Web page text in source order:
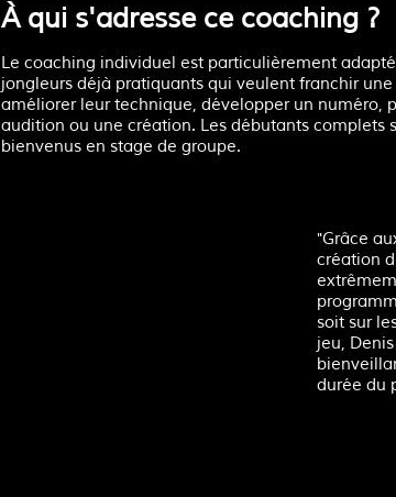
À qui s'adresse ce coaching ?
Le coaching individuel est particulièrement
jongleurs déjà pratiquants qui veulent franchir une
améliorer leur technique, développer un numéro,
audition ou une création. Les débutants complets
bienvenus en stage de groupe.
"Grâce
création
soit sur
jeu,
durée du